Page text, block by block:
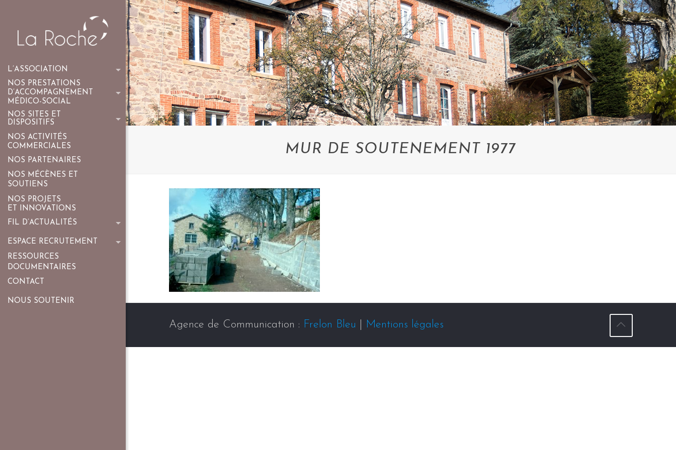
L’ASSOCIATION
NOS PRESTATIONS
D’ACCOMPAGNEMENT
MÉDICO-SOCIAL
NOS SITES ET
DISPOSITIFS
NOS ACTIVITÉS
COMMERCIALES
NOS PARTENAIRES
NOS MÉCÈNES ET
SOUTIENS
NOS PROJETS
ET INNOVATIONS
FIL D’ACTUALITÉS
ESPACE RECRUTEMENT
RESSOURCES
DOCUMENTAIRES
CONTACT
NOUS SOUTENIR
MUR DE SOUTENEMENT 1977
Agence de Communication : Frelon Bleu Mentions légales